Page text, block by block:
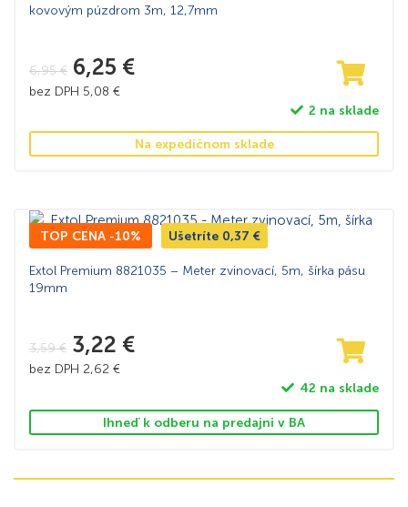
kovovým púzdrom 3m, 12,7mm
6,95€ 6,25 €
bez DPH 5,08 €
2 na sklade
Na expedičnom sklade
TOP CENA -10% Ušetríte 0,37 €
Extol Premium 8821035 – Meter zvinovací, 5m, šírka pásu
19mm
3,59€ 3,22 €
bez DPH 2,62 €
42 na sklade
Ihneď k odberu na predajni v BA